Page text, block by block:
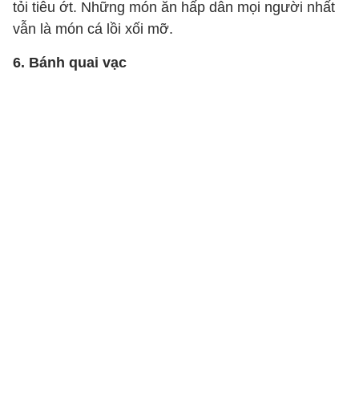
tỏi tiêu ớt. Những món ăn hấp dẫn mọi người nhất
vẫn là món cá lồi xối mỡ.
6. Bánh quai vạc